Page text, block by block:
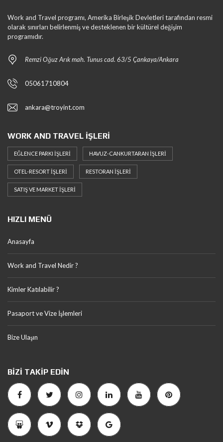
Work and Travel programı, Amerika Birleşik Devletleri tarafından resmi
olarak sınırları belirlenmiş ve desteklenen bir kültürel değişim
programıdır.
Remzi Oğuz Arık mah. Tunus cad. 63/5 Çankaya/Ankara
05061710804
ankara@troyint.com
WORK AND TRAVEL İŞLERI
EĞLENCE PARKI İŞLERI HAVUZ-CANKURTARAN İŞLERI
OTEL-RESORT İŞLERI RESTORAN İŞLERI
SATIŞ VE MARKET İŞLERI
HIZLI MENÜ
Anasayfa
Work and Travel Nedir ?
Kimler Katılabilir ?
Pasaport ve Vize İşlemleri
Bize Ulaşın
BIZI TAKIP EDIN